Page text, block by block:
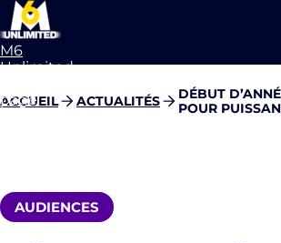
M6
Unlimited
page
ACCUEIL ACTUALITÉS
DÉBUT
POUR
AUDIENCES